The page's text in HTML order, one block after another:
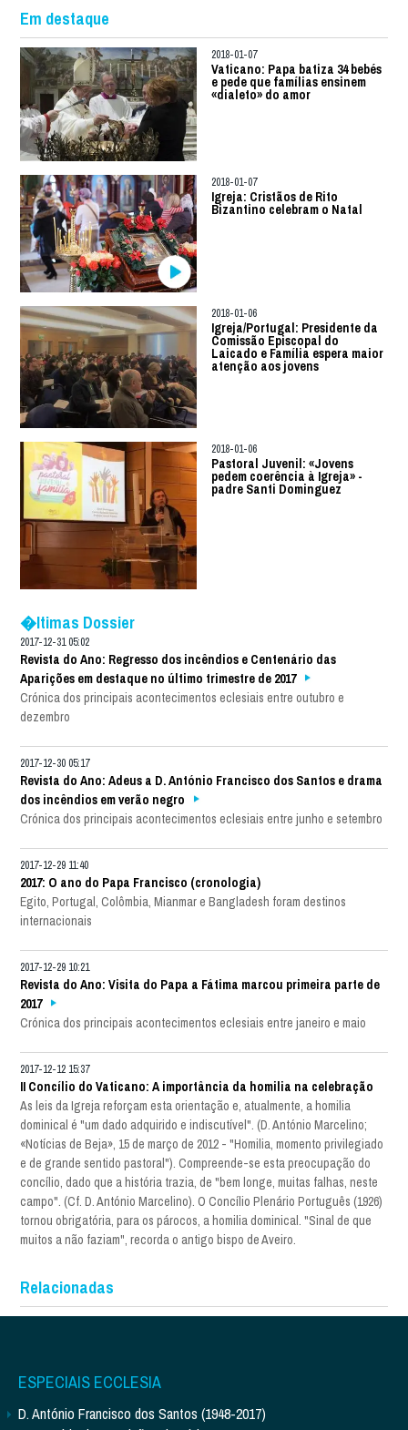
Em destaque
2018-01-07
Vaticano: Papa batiza 34 bebés
e pede que famílias ensinem
«dialeto» do amor
2018-01-07
Igreja: Cristãos de Rito
Bizantino celebram o Natal
2018-01-06
Igreja/Portugal: Presidente da
Comissão Episcopal do
Laicado e Família espera maior
atenção aos jovens
2018-01-06
Pastoral Juvenil: «Jovens
pedem coerência à Igreja» -
padre Santi Dominguez
�ltimas Dossier
2017-12-31 05:02
Revista do Ano: Regresso dos incêndios e Centenário das
Aparições em destaque no último trimestre de 2017
Crónica dos principais acontecimentos eclesiais entre outubro e
dezembro
2017-12-30 05:17
Revista do Ano: Adeus a D. António Francisco dos Santos e drama
dos incêndios em verão negro
Crónica dos principais acontecimentos eclesiais entre junho e setembro
2017-12-29 11:40
2017: O ano do Papa Francisco (cronologia)
Egito, Portugal, Colômbia, Mianmar e Bangladesh foram destinos
internacionais
2017-12-29 10:21
Revista do Ano: Visita do Papa a Fátima marcou primeira parte de
2017
Crónica dos principais acontecimentos eclesiais entre janeiro e maio
2017-12-12 15:37
II Concílio do Vaticano: A importância da homilia na celebração
As leis da Igreja reforçam esta orientação e, atualmente, a homilia
dominical é "um dado adquirido e indiscutível". (D. António Marcelino;
«Notícias de Beja», 15 de março de 2012 - "Homilia, momento privilegiado
e de grande sentido pastoral"). Compreende-se esta preocupação do
concílio, dado que a história trazia, de "bem longe, muitas falhas, neste
campo". (Cf. D. António Marcelino). O Concílio Plenário Português (1926)
tornou obrigatória, para os párocos, a homilia dominical. "Sinal de que
muitos a não faziam", recorda o antigo bispo de Aveiro.
Relacionadas
ESPECIAIS ECCLESIA
D. António Francisco dos Santos (1948-2017)